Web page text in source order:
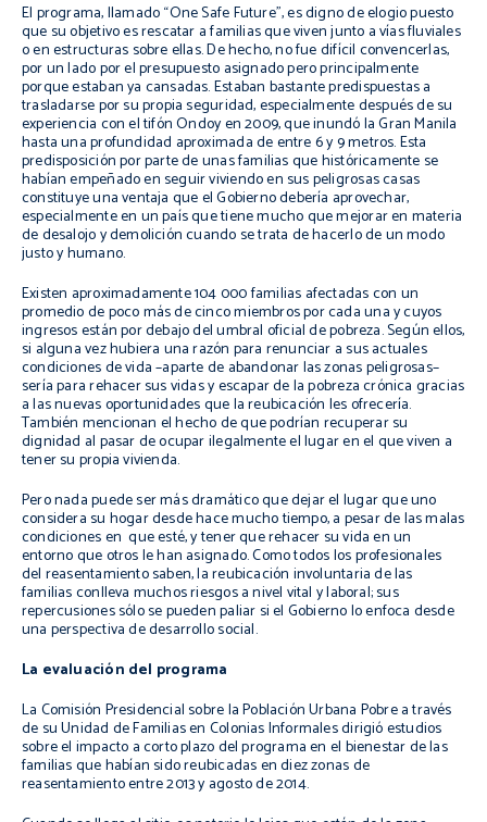
El programa, llamado “One Safe Future”, es digno de elogio puesto
que su objetivo es rescatar a familias que viven junto a vías fluviales
o en estructuras sobre ellas. De hecho, no fue difícil convencerlas,
por un lado por el presupuesto asignado pero principalmente
porque estaban ya cansadas. Estaban bastante predispuestas a
trasladarse por su propia seguridad, especialmente después de su
experiencia con el tifón Ondoy en 2009, que inundó la Gran Manila
hasta una profundidad aproximada de entre 6 y 9 metros. Esta
predisposición por parte de unas familias que históricamente se
habían empeñado en seguir viviendo en sus peligrosas casas
constituye una ventaja que el Gobierno debería aprovechar,
especialmente en un país que tiene mucho que mejorar en materia
de desalojo y demolición cuando se trata de hacerlo de un modo
justo y humano.
Existen aproximadamente 104 000 familias afectadas con un
promedio de poco más de cinco miembros por cada una y cuyos
ingresos están por debajo del umbral oficial de pobreza. Según ellos,
si alguna vez hubiera una razón para renunciar a sus actuales
condiciones de vida –aparte de abandonar las zonas peligrosas–
sería para rehacer sus vidas y escapar de la pobreza crónica gracias
a las nuevas oportunidades que la reubicación les ofrecería.
También mencionan el hecho de que podrían recuperar su
dignidad al pasar de ocupar ilegalmente el lugar en el que viven a
tener su propia vivienda.
Pero nada puede ser más dramático que dejar el lugar que uno
considera su hogar desde hace mucho tiempo, a pesar de las malas
condiciones en que esté, y tener que rehacer su vida en un
entorno que otros le han asignado. Como todos los profesionales
del reasentamiento saben, la reubicación involuntaria de las
familias conlleva muchos riesgos a nivel vital y laboral; sus
repercusiones sólo se pueden paliar si el Gobierno lo enfoca desde
una perspectiva de desarrollo social.
La evaluación del programa
La Comisión Presidencial sobre la Población Urbana Pobre a través
de su Unidad de Familias en Colonias Informales dirigió estudios
sobre el impacto a corto plazo del programa en el bienestar de las
familias que habían sido reubicadas en diez zonas de
reasentamiento entre 2013 y agosto de 2014.